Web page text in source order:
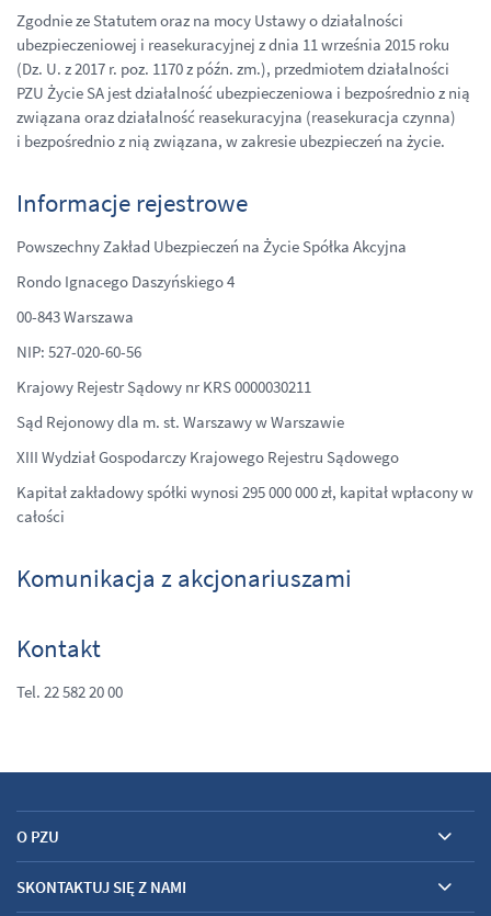
Zgodnie ze Statutem oraz na mocy Ustawy o działalności
ubezpieczeniowej i reasekuracyjnej z dnia 11 września 2015 roku
(Dz. U. z 2017 r. poz. 1170 z późn. zm.), przedmiotem działalności
PZU Życie SA jest działalność ubezpieczeniowa i bezpośrednio z nią
związana oraz działalność reasekuracyjna (reasekuracja czynna)
i bezpośrednio z nią związana, w zakresie ubezpieczeń na życie.
Informacje rejestrowe
Powszechny Zakład Ubezpieczeń na Życie Spółka Akcyjna
Rondo Ignacego Daszyńskiego 4
00-843 Warszawa
NIP: 527-020-60-56
Krajowy Rejestr Sądowy nr KRS 0000030211
Sąd Rejonowy dla m. st. Warszawy w Warszawie
XIII Wydział Gospodarczy Krajowego Rejestru Sądowego
Kapitał zakładowy spółki wynosi 295 000 000 zł, kapitał wpłacony w
całości
Komunikacja z akcjonariuszami
Kontakt
Tel. 22 582 20 00
O PZU
SKONTAKTUJ SIĘ Z NAMI